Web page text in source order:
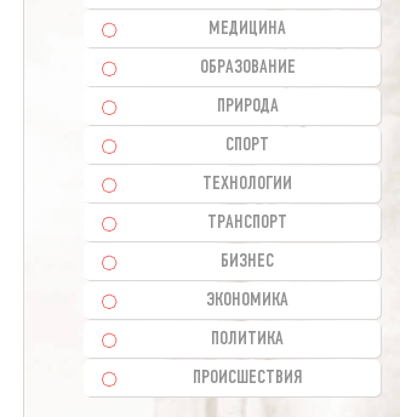
МЕДИЦИНА
ОБРАЗОВАНИЕ
ПРИРОДА
СПОРТ
ТЕХНОЛОГИИ
ТРАНСПОРТ
БИЗНЕС
ЭКОНОМИКА
ПОЛИТИКА
ПРОИСШЕСТВИЯ